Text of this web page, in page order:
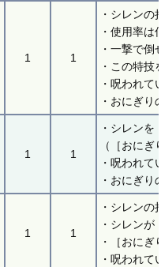
1 1
・シレン
・使用率
・一撃で倒
・この特
・呪われて
・おにぎり
1 1
・シレン
（［おに
・呪われて
・おにぎり
1 1
・シレン
・シレン
・［おに
・呪われて